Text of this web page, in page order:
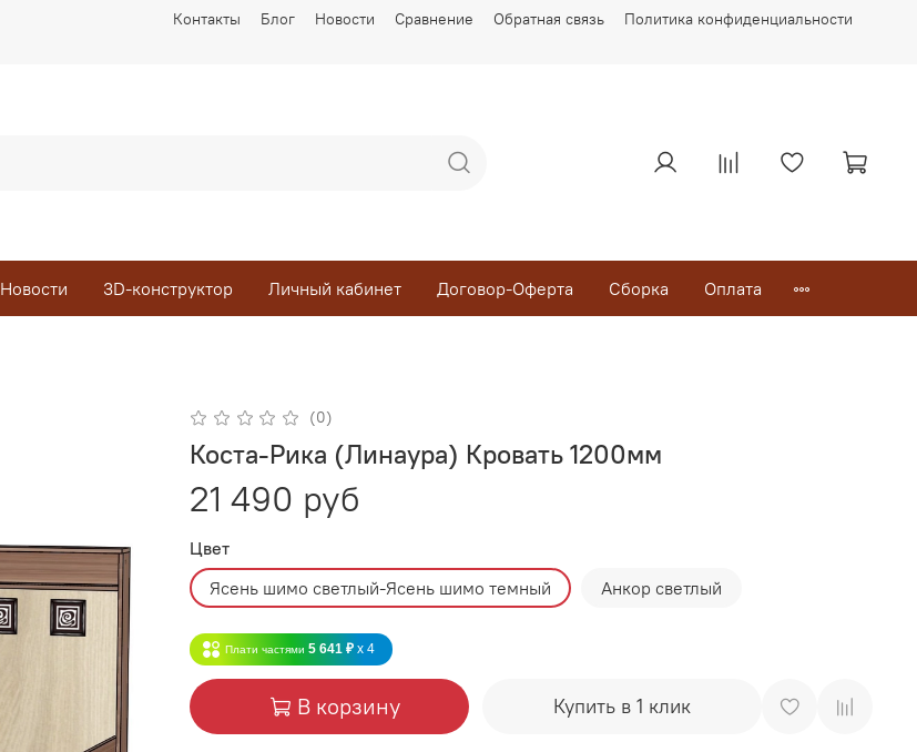
Контакты Блог Новости Сравнение Обратная связь Политика конфиденциальности
Новости 3D-конструктор Личный кабинет Договор-Оферта Сборка Оплата
(0)
Коста-Рика (Линаура) Кровать 1200мм
21 490 руб
Цвет
Ясень шимо светлый-Ясень шимо темный
Анкор светлый
Плати частями 5 641 ₽ x 4
В корзину Купить в 1 клик